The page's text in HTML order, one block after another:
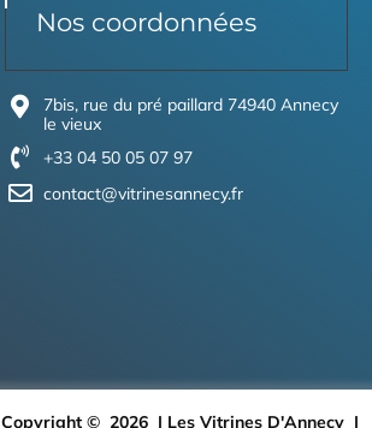
Nos coordonnées
7bis, rue du pré paillard 74940 Annecy
le vieux
+33 04 50 05 07 97
contact@vitrinesannecy.fr
Copyright © 2026 | Les Vitrines D'Annecy |